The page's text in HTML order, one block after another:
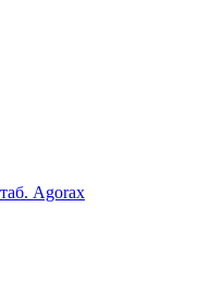
Agorax